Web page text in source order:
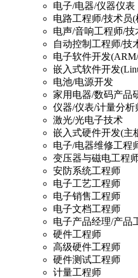
电子/电器/仪器仪表
电路工程师/技术员
电声/音响工程师/技
自动控制工程师/技
电子软件开发
嵌入式软件开发
电池/电源开发
家用电器/数码产品
仪器/仪表/计量分析
激光/光电子技术
嵌入式硬件开发(主
电子/电器维修工程
变压器与磁电工程
安防系统工程师
电子工艺工程师
电子销售工程师
电子文档工程师
电子产品经理/产品
硬件工程师
高级硬件工程师
硬件测试工程师
计量工程师